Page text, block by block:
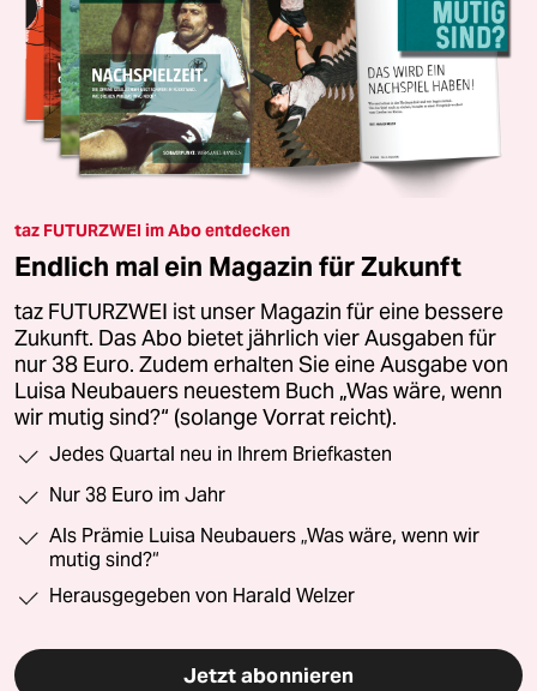
taz FUTURZWEI im Abo entdecken
Endlich mal ein Magazin für Zukunft
taz FUTURZWEI ist unser Magazin für eine bessere
Zukunft. Das Abo bietet jährlich vier Ausgaben für
nur 38 Euro. Zudem erhalten Sie eine Ausgabe von
Luisa Neubauers neuestem Buch „Was wäre, wenn
wir mutig sind?“ (solange Vorrat reicht).
Jedes Quartal neu in Ihrem Briefkasten
Nur 38 Euro im Jahr
Als Prämie Luisa Neubauers „Was wäre, wenn wir
mutig sind?“
Herausgegeben von Harald Welzer
Jetzt abonnieren